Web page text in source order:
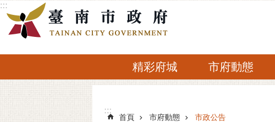
跳到主要內容區塊
:::
精彩府城 市府動態
:::
:::
首頁 市府動態 市政公告